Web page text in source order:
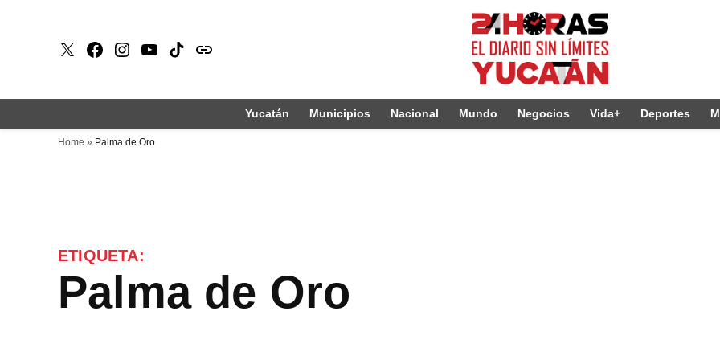
X Faceboook
Instagram
Youtube
Tiktokissuu
Yucatán Municipios Nacional Mundo Negocios Vida+ Deportes
Home » Palma de Oro
ETIQUETA:
Palma de Oro